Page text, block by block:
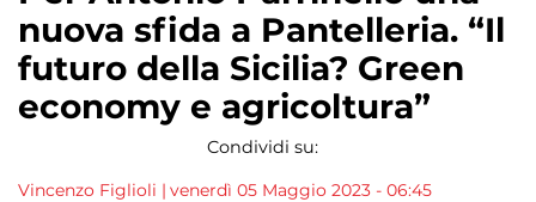
nuova sfida a Pantelleria. “Il
futuro della Sicilia? Green
economy e agricoltura”
Condividi su:
Vincenzo Figlioli | venerdì 05 Maggio 2023 - 06:45